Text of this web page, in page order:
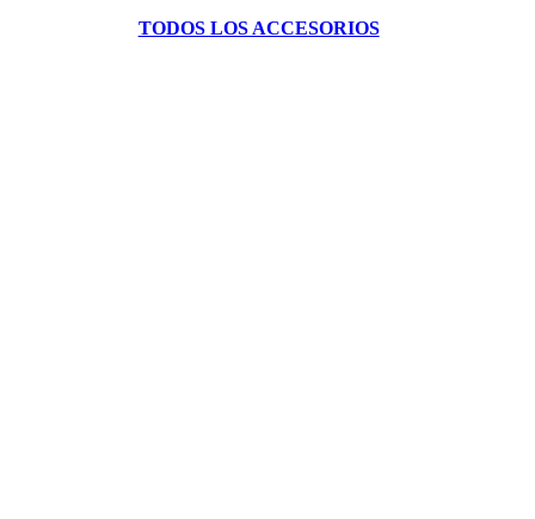
TODOS LOS ACCESORIOS